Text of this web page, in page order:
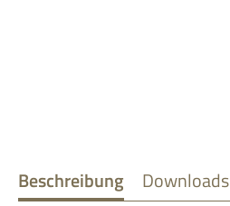
Beschreibung Downloads